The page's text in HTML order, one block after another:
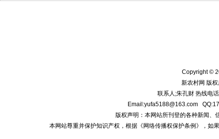
Copyright ©
新农村网 版
联系人;朱孔财 热线电
Email:yufa5188@163.com
版权声明：本网站所刊登的各种新闻、
本网站尊重并保护知识产权，根据《网络传播权保护条例》，如